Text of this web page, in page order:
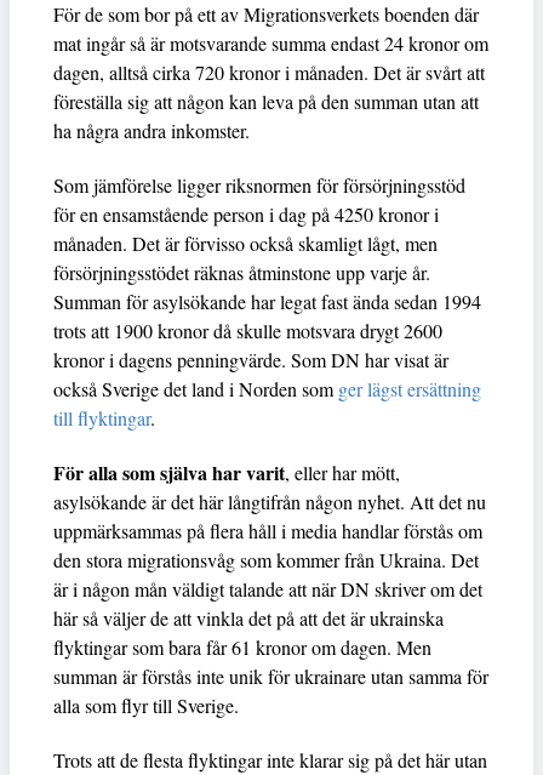
För de som bor på ett av Migrationsverkets boenden där
mat ingår så är motsvarande summa endast 24 kronor om
dagen, alltså cirka 720 kronor i månaden. Det är svårt att
föreställa sig att någon kan leva på den summan utan att
ha några andra inkomster.
Som jämförelse ligger riksnormen för försörjningsstöd
för en ensamstående person i dag på 4250 kronor i
månaden. Det är förvisso också skamligt lågt, men
försörjningsstödet räknas åtminstone upp varje år.
Summan för asylsökande har legat fast ända sedan 1994
trots att 1900 kronor då skulle motsvara drygt 2600
kronor i dagens penningvärde. Som DN har visat är
också Sverige det land i Norden somger lägst ersättning
till flyktingar.
För alla som själva har varit, eller har mött,
asylsökande är det här långtifrån någon nyhet. Att det nu
uppmärksammas på flera håll i media handlar förstås om
den stora migrationsvåg som kommer från Ukraina. Det
är i någon mån väldigt talande att när DN skriver om det
här så väljer de att vinkla det på att det är ukrainska
flyktingar som bara får 61 kronor om dagen. Men
summan är förstås inte unik för ukrainare utan samma för
alla som flyr till Sverige.
Trots att de flesta flyktingar inte klarar sig på det här utan